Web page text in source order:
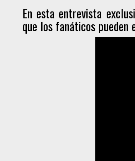
En esta entrevista
que los fanáticos pueden